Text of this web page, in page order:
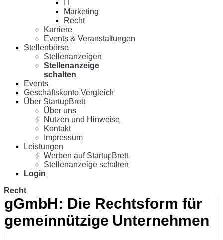
IT
Marketing
Recht
Karriere
Events & Veranstaltungen
Stellenbörse
Stellenanzeigen
Stellenanzeige
schalten
Events
Geschäftskonto Vergleich
Über StartupBrett
Über uns
Nutzen und Hinweise
Kontakt
Impressum
Leistungen
Werben auf StartupBrett
Stellenanzeige schalten
Login
Recht
gGmbH: Die Rechtsform für
gemeinnützige Unternehmen